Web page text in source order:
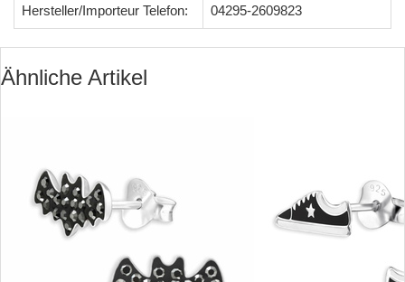
Hersteller/Importeur Telefon: 04295-2609823
Ähnliche Artikel